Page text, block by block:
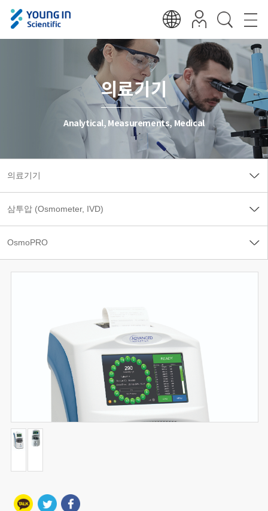
의료기기
Analytical, Measurements, Medical